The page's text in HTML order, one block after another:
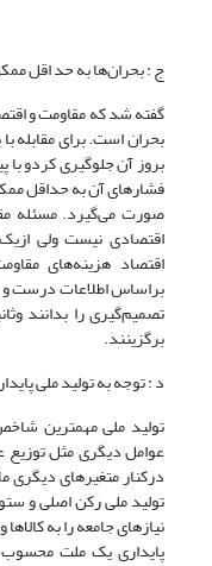
ج : بحران‌ها به حد اقل
گفته شد که مقاومت و
بحران است. برای مقابله
بروز آن جلوگیری کردو
فشارهای آن به حداقل
صورت می‌گیرد. مسئله
اقتصادی نیست ولی
اقتصاد هزینه‌های
براساس اطلاعات درست و
تصمیم‌گیری را بدانند
برگزینند.
د : توجه به تولید ملی
تولید ملی مهمترین
عوامل دیگری مثل توزیع
درکنار متغیرهای
تولید ملی رکن اصلی و
نیازهای جامعه را به
پایداری یک ملت